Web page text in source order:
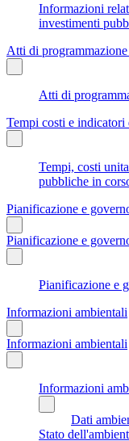
Informazioni
investimenti
Atti di
Atti di
Tempi costi e
Tempi, costi
pubbliche in
Pianificazione e
Pianificazione e
Pianificazione e
Informazioni ambientali
Informazioni ambientali
Informazioni
Dati
Stato